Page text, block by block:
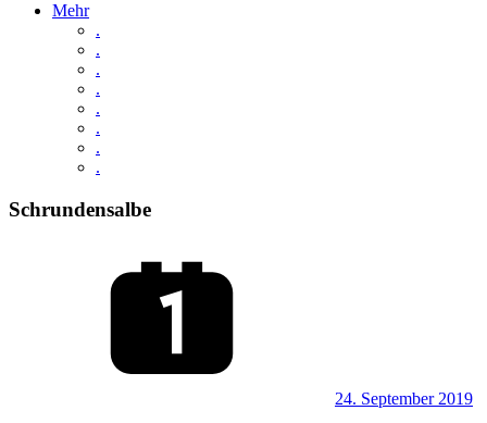
Mehr
.
.
.
.
.
.
.
.
Schrundensalbe
24. September 2019